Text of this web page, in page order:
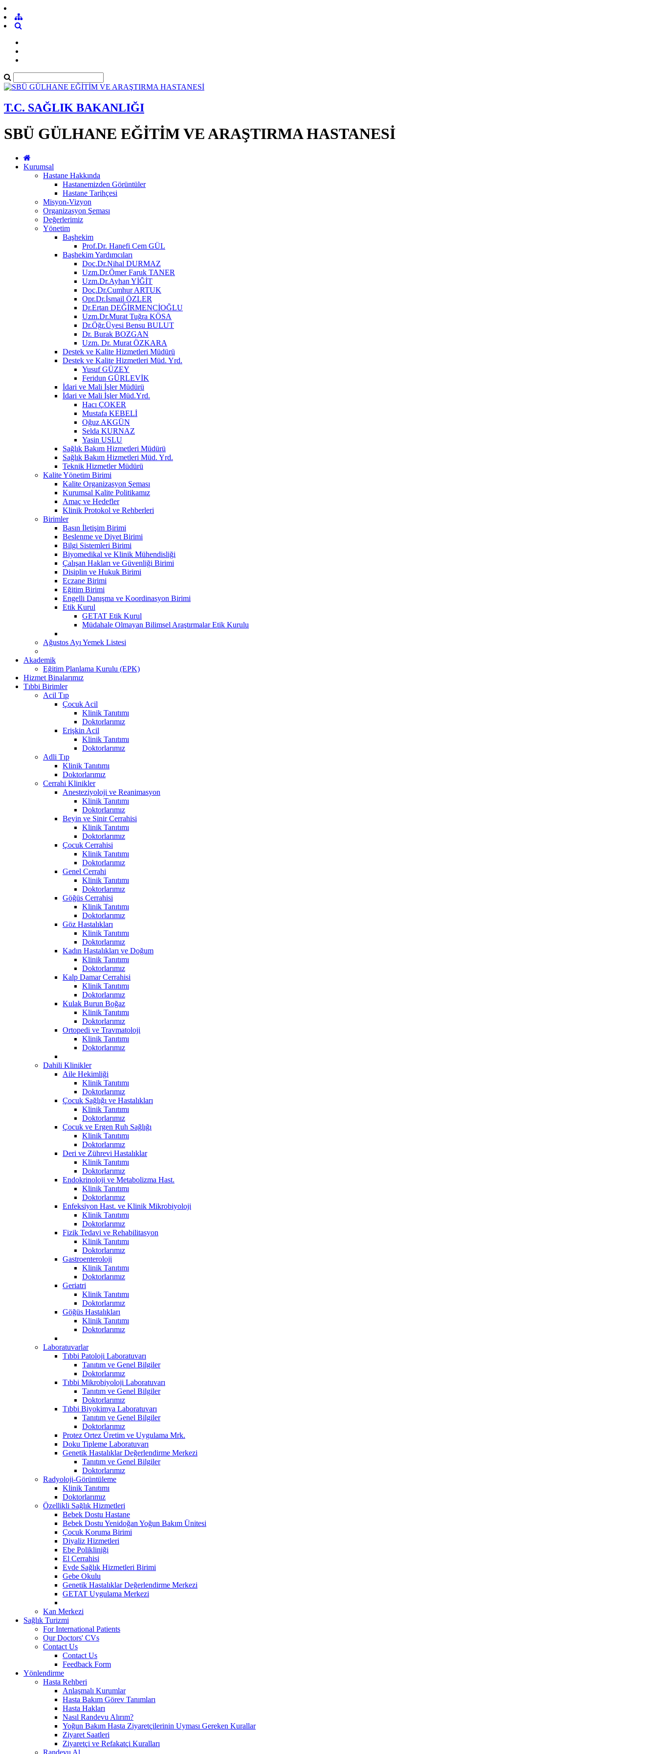
T.C. SAĞLIK BAKANLIĞI
SBÜ GÜLHANE EĞİTİM VE ARAŞTIRMA HASTANESİ
Kurumsal
Hastane Hakkında
Hastanemizden Görüntüler
Hastane Tarihçesi
Misyon-Vizyon
Organizasyon Şeması
Değerlerimiz
Yönetim
Başhekim
Prof.Dr. Hanefi Cem GÜL
Başhekim Yardımcıları
Doç.Dr.Nihal DURMAZ
Uzm.Dr.Ömer Faruk TANER
Uzm.Dr.Ayhan YİĞİT
Doç.Dr.Cumhur ARTUK
Opr.Dr.İsmail ÖZLER
Dr.Ertan DEĞİRMENCİOĞLU
Uzm.Dr.Murat Tuğra KÖSA
Dr.Öğr.Üyesi Bensu BULUT
Dr. Burak BOZGAN
Uzm. Dr. Murat ÖZKARA
Destek ve Kalite Hizmetleri Müdürü
Destek ve Kalite Hizmetleri Müd. Yrd.
Yusuf GÜZEY
Feridun GÜRLEVİK
İdari ve Mali İşler Müdürü
İdari ve Mali İşler Müd.Yrd.
Hacı ÇOKER
Mustafa KEBELİ
Oğuz AKGÜN
Selda KURNAZ
Yasin USLU
Sağlık Bakım Hizmetleri Müdürü
Sağlık Bakım Hizmetleri Müd. Yrd.
Teknik Hizmetler Müdürü
Kalite Yönetim Birimi
Kalite Organizasyon Şeması
Kurumsal Kalite Politikamız
Amaç ve Hedefler
Klinik Protokol ve Rehberleri
Birimler
Basın İletişim Birimi
Beslenme ve Diyet Birimi
Bilgi Sistemleri Birimi
Biyomedikal ve Klinik Mühendisliği
Çalışan Hakları ve Güvenliği Birimi
Disiplin ve Hukuk Birimi
Eczane Birimi
Eğitim Birimi
Engelli Danışma ve Koordinasyon Birimi
Etik Kurul
GETAT Etik Kurul
Müdahale Olmayan Bilimsel Araştırmalar Etik Kurulu
Ağustos Ayı Yemek Listesi
Akademik
Eğitim Planlama Kurulu (EPK)
Hizmet Binalarımız
Tıbbi Birimler
Acil Tıp
Çocuk Acil
Klinik Tanıtımı
Doktorlarımız
Erişkin Acil
Klinik Tanıtımı
Doktorlarımız
Adli Tıp
Klinik Tanıtımı
Doktorlarımız
Cerrahi Klinikler
Anesteziyoloji ve Reanimasyon
Klinik Tanıtımı
Doktorlarımız
Beyin ve Sinir Cerrahisi
Klinik Tanıtımı
Doktorlarımız
Çocuk Cerrahisi
Klinik Tanıtımı
Doktorlarımız
Genel Cerrahi
Klinik Tanıtımı
Doktorlarımız
Göğüs Cerrahisi
Klinik Tanıtımı
Doktorlarımız
Göz Hastalıkları
Klinik Tanıtımı
Doktorlarımız
Kadın Hastalıkları ve Doğum
Klinik Tanıtımı
Doktorlarımız
Kalp Damar Cerrahisi
Klinik Tanıtımı
Doktorlarımız
Kulak Burun Boğaz
Klinik Tanıtımı
Doktorlarımız
Ortopedi ve Travmatoloji
Klinik Tanıtımı
Doktorlarımız
Dahili Klinikler
Aile Hekimliği
Klinik Tanıtımı
Doktorlarımız
Çocuk Sağlığı ve Hastalıkları
Klinik Tanıtımı
Doktorlarımız
Çocuk ve Ergen Ruh Sağlığı
Klinik Tanıtımı
Doktorlarımız
Deri ve Zührevi Hastalıklar
Klinik Tanıtımı
Doktorlarımız
Endokrinoloji ve Metabolizma Hast.
Klinik Tanıtımı
Doktorlarımız
Enfeksiyon Hast. ve Klinik Mikrobiyoloji
Klinik Tanıtımı
Doktorlarımız
Fizik Tedavi ve Rehabilitasyon
Klinik Tanıtımı
Doktorlarımız
Gastroenteroloji
Klinik Tanıtımı
Doktorlarımız
Geriatri
Klinik Tanıtımı
Doktorlarımız
Göğüs Hastalıkları
Klinik Tanıtımı
Doktorlarımız
Laboratuvarlar
Tıbbi Patoloji Laboratuvarı
Tanıtım ve Genel Bilgiler
Doktorlarımız
Tıbbi Mikrobiyoloji Laboratuvarı
Tanıtım ve Genel Bilgiler
Doktorlarımız
Tıbbi Biyokimya Laboratuvarı
Tanıtım ve Genel Bilgiler
Doktorlarımız
Protez Ortez Üretim ve Uygulama Mrk.
Doku Tipleme Laboratuvarı
Genetik Hastalıklar Değerlendirme Merkezi
Tanıtım ve Genel Bilgiler
Doktorlarımız
Radyoloji-Görüntüleme
Klinik Tanıtımı
Doktorlarımız
Özellikli Sağlık Hizmetleri
Bebek Dostu Hastane
Bebek Dostu Yenidoğan Yoğun Bakım Ünitesi
Çocuk Koruma Birimi
Diyaliz Hizmetleri
Ebe Polikliniği
El Cerrahisi
Evde Sağlık Hizmetleri Birimi
Gebe Okulu
Genetik Hastalıklar Değerlendirme Merkezi
GETAT Uygulama Merkezi
Kan Merkezi
Sağlık Turizmi
For International Patients
Our Doctors' CVs
Contact Us
Contact Us
Feedback Form
Yönlendirme
Hasta Rehberi
Anlaşmalı Kurumlar
Hasta Bakım Görev Tanımları
Hasta Hakları
Nasıl Randevu Alırım?
Yoğun Bakım Hasta Ziyaretçilerinin Uyması Gereken Kurallar
Ziyaret Saatleri
Ziyaretçi ve Refakatçi Kuralları
Randevu Al